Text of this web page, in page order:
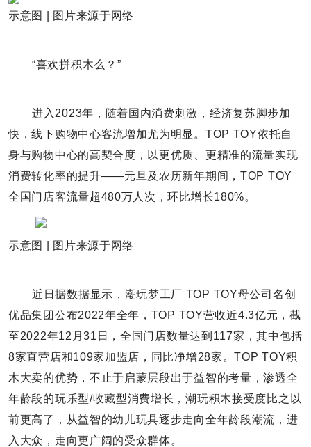
示意图 | 图片来源于网络
“喜欢拼积木么？”
进入2023年，随着国内消费刺激，经济复苏脚步加
快，线下购物中心客流增加尤为明显。TOP TOY依托自
身与购物中心的高契合度，以更优质、更精准的流量实现
消费转化率的提升——元旦及农历新年期间，TOP TOY
全国门店客流量超480万人次，环比增长180%。
示意图 | 图片来源于网络
近日据数据显示，潮玩梦工厂 TOP TOY母公司名创
优品集团公布2022年全年，TOP TOY营收近4.3亿元，截
至2022年12月31日，全国门店数量达到117家，其中包括
8家直营店和109家加盟店，同比净增28家。TOP TOY积
木大卖的优势，不止于启蒙层段出于益智的考量，渗透全
年龄段的玩乐型/收藏型消费增长，潮玩积木接受度比之以
前更高了，从益智的幼儿玩具逐步走向全年龄段潮流，进
入大众，走向更广阔的受众群体。